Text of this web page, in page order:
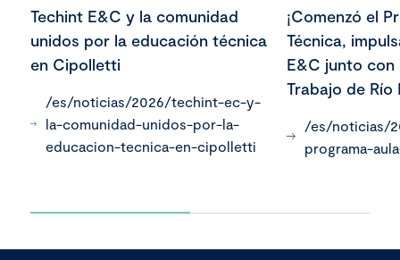
Techint E&C y la comunidad
unidos por la educación técnica
en Cipolletti
/es/noticias/2026/techint-ec-y-
la-comunidad-unidos-por-la-
educacion-tecnica-en-cipolletti
¡Comenzó el
Técnica,
E&C junto con
Trabajo de Río
/es/noticias/
programa-